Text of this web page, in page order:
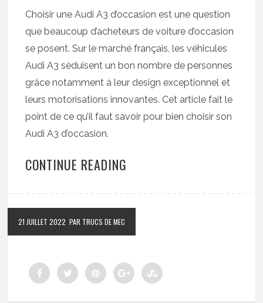
Choisir une Audi A3 d’occasion est une question
que beaucoup d’acheteurs de voiture d’occasion
se posent. Sur le marché français, les véhicules
Audi A3 séduisent un bon nombre de personnes
grâce notamment à leur design exceptionnel et
leurs motorisations innovantes. Cet article fait le
point de ce qu’il faut savoir pour bien choisir son
Audi A3 d’occasion.
CONTINUE READING
21 JUILLET 2022 PAR TRUCS DE MEC